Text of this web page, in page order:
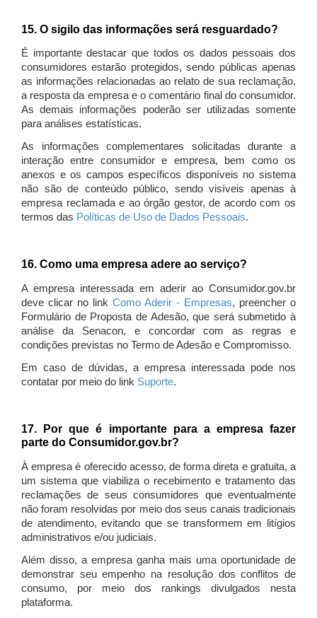
15. O sigilo das informações será resguardado?
É importante destacar que todos os dados pessoais dos
consumidores estarão protegidos, sendo públicas apenas
as informações relacionadas ao relato de sua reclamação,
a resposta da empresa e o comentário final do consumidor.
As demais informações poderão ser utilizadas somente
para análises estatísticas.
As informações complementares solicitadas durante a
interação entre consumidor e empresa, bem como os
anexos e os campos específicos disponíveis no sistema
não são de conteúdo público, sendo visíveis apenas à
empresa reclamada e ao órgão gestor, de acordo com os
termos das Políticas de Uso de Dados Pessoais.
16. Como uma empresa adere ao serviço?
A empresa interessada em aderir ao Consumidor.gov.br
deve clicar no link Como Aderir - Empresas, preencher o
Formulário de Proposta de Adesão, que será submetido à
análise da Senacon, e concordar com as regras e
condições previstas no Termo de Adesão e Compromisso.
Em caso de dúvidas, a empresa interessada pode nos
contatar por meio do link Suporte.
17. Por que é importante para a empresa fazer
parte do Consumidor.gov.br?
À empresa é oferecido acesso, de forma direta e gratuita, a
um sistema que viabiliza o recebimento e tratamento das
reclamações de seus consumidores que eventualmente
não foram resolvidas por meio dos seus canais tradicionais
de atendimento, evitando que se transformem em litígios
administrativos e/ou judiciais.
Além disso, a empresa ganha mais uma oportunidade de
demonstrar seu empenho na resolução dos conflitos de
consumo, por meio dos rankings divulgados nesta
plataforma.